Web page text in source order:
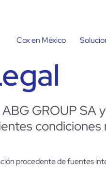
Cox en México
GROUP SA
procedente de fuentes